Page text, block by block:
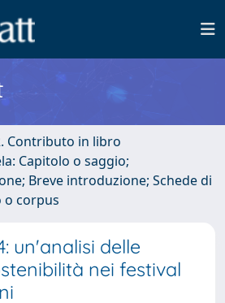
Contributo in libro
Capitolo o saggio;
Breve introduzione; Schede di
corpus
un'analisi delle
nei festival